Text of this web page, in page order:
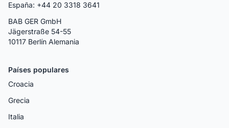
España: +44 20 3318 3641
BAB GER GmbH
Jägerstraße 54-55
10117 Berlín Alemania
Países populares
Croacia
Grecia
Italia